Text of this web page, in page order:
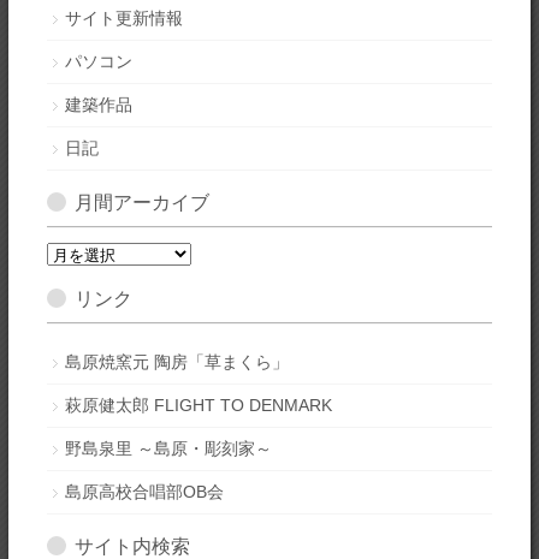
サイト更新情報
パソコン
建築作品
日記
月間アーカイブ
月
ア
カ
ブ
リンク
島原焼窯元 陶房「草まくら」
萩原健太郎 FLIGHT TO DENMARK
野島泉里 ～島原・彫刻家～
島原高校合唱部OB会
サイト内検索